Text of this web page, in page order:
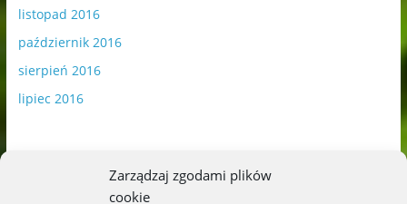
Zarządzaj zgodami plików
cookie
listopad 2016
październik 2016
sierpień 2016
lipiec 2016